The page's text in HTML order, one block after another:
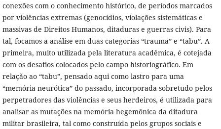
conexões com o conhecimento histórico, de períodos marcados
por violências extremas (genocídios, violações sistemáticas e
massivas de Direitos Humanos, ditaduras e guerras civis). Para
tal, focamos a análise em duas categorias “trauma” e “tabu”. A
primeira, muito utilizada pela literatura acadêmica, é cotejada
com os desafios colocados pelo campo historiográfico. Em
relação ao “tabu”, pensado aqui como lastro para uma
“memória neurótica” do passado, incorporada sobretudo pelos
perpetradores das violências e seus herdeiros, é utilizada para
analisar as mutações na memória hegemônica da ditadura
militar brasileira, tal como construída pelos grupos sociais e